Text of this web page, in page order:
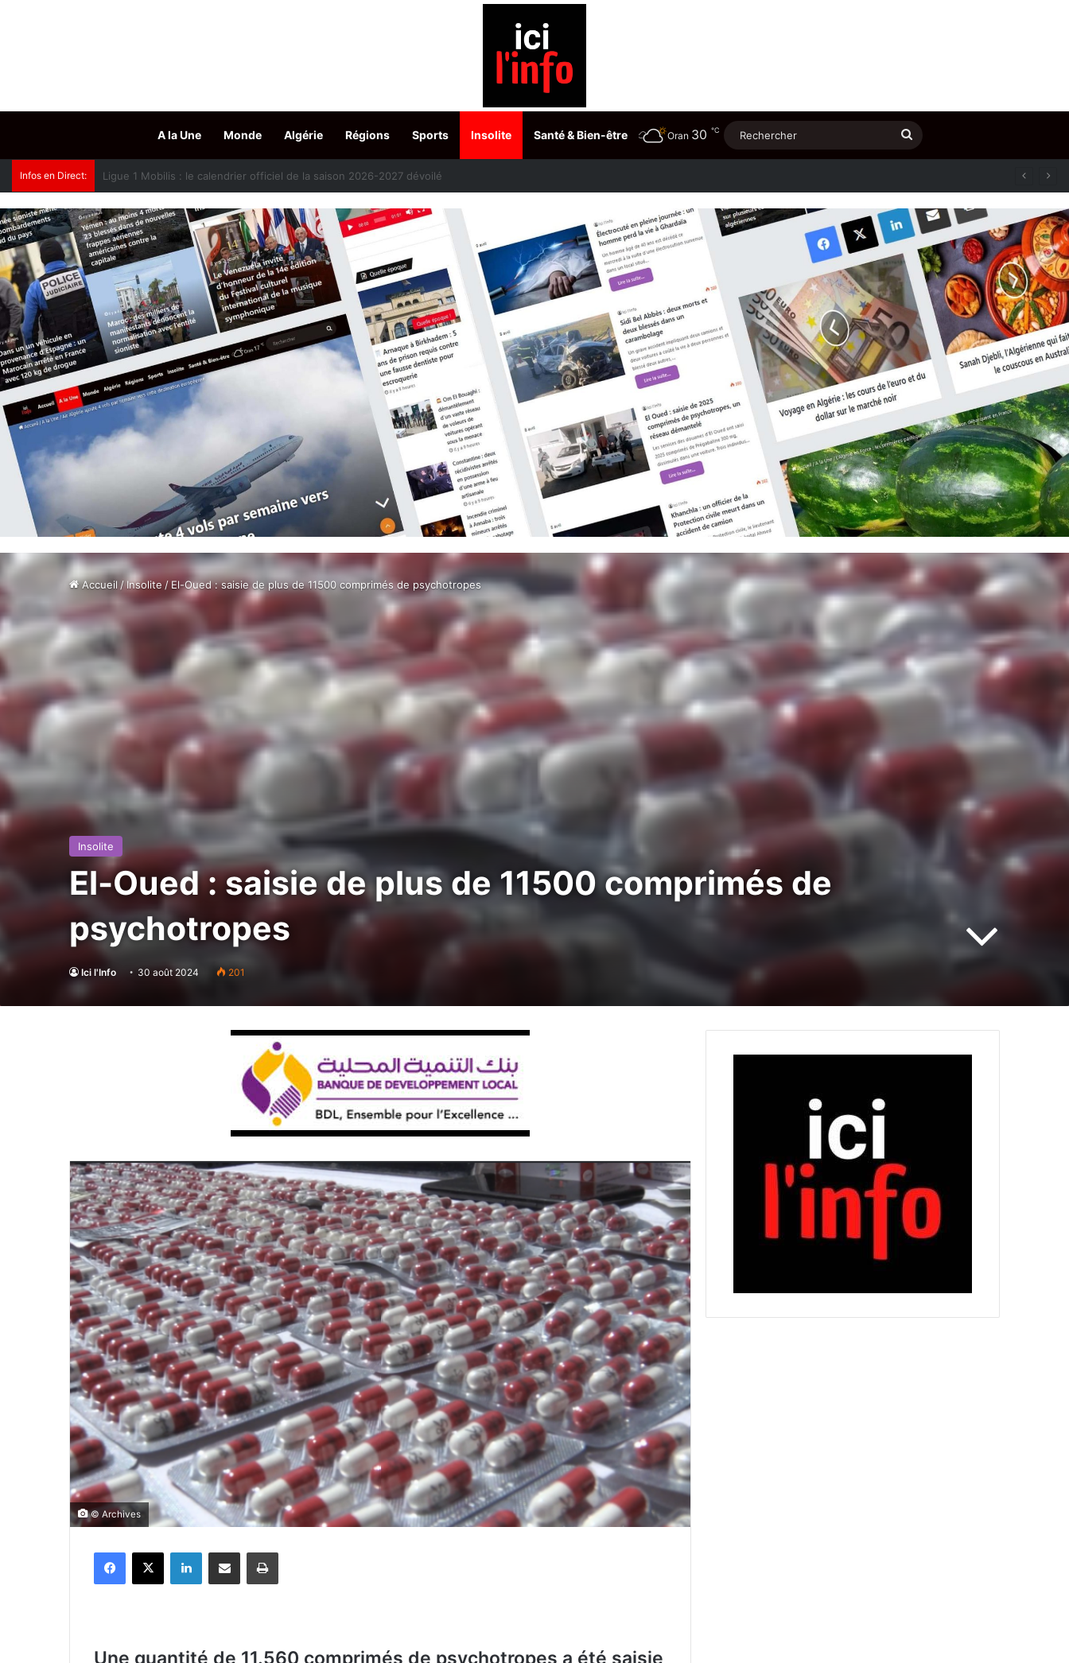
A la Une Monde Algérie Régions Sports Insolite Santé & Bien-être Oran 30 ℃ Rechercher
Infos en Direct: Oued Smar : le cinéma en plein air fait son grand retour
Accueil /Insolite/El-Oued : saisie de plus de 11500 comprimés de psychotropes
Insolite
El-Oued : saisie de plus de 11500 comprimés de
psychotropes
Ici l'Info 30 août 2024 201
© Archives
Une quantité de 11.560 comprimés de psychotropes a été saisie